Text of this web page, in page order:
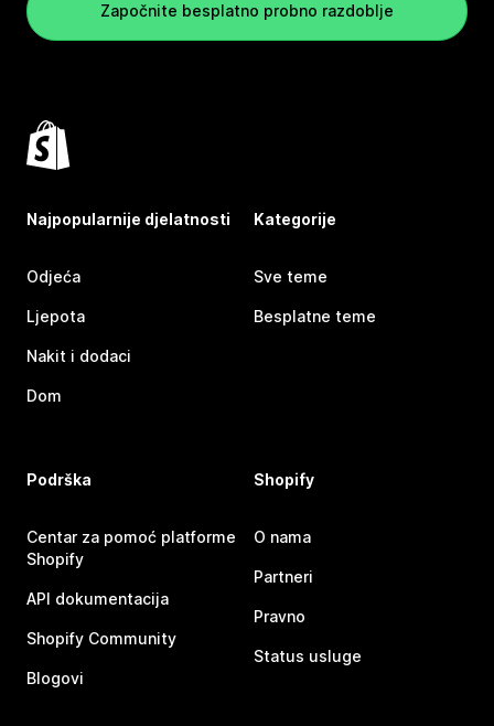
Započnite besplatno probno razdoblje
Najpopularnije djelatnosti
Odjeća
Ljepota
Nakit i dodaci
Dom
Kategorije
Sve teme
Besplatne teme
Podrška
Centar za pomoć platforme
Shopify
API dokumentacija
Shopify Community
Blogovi
Shopify
O nama
Partneri
Pravno
Status usluge